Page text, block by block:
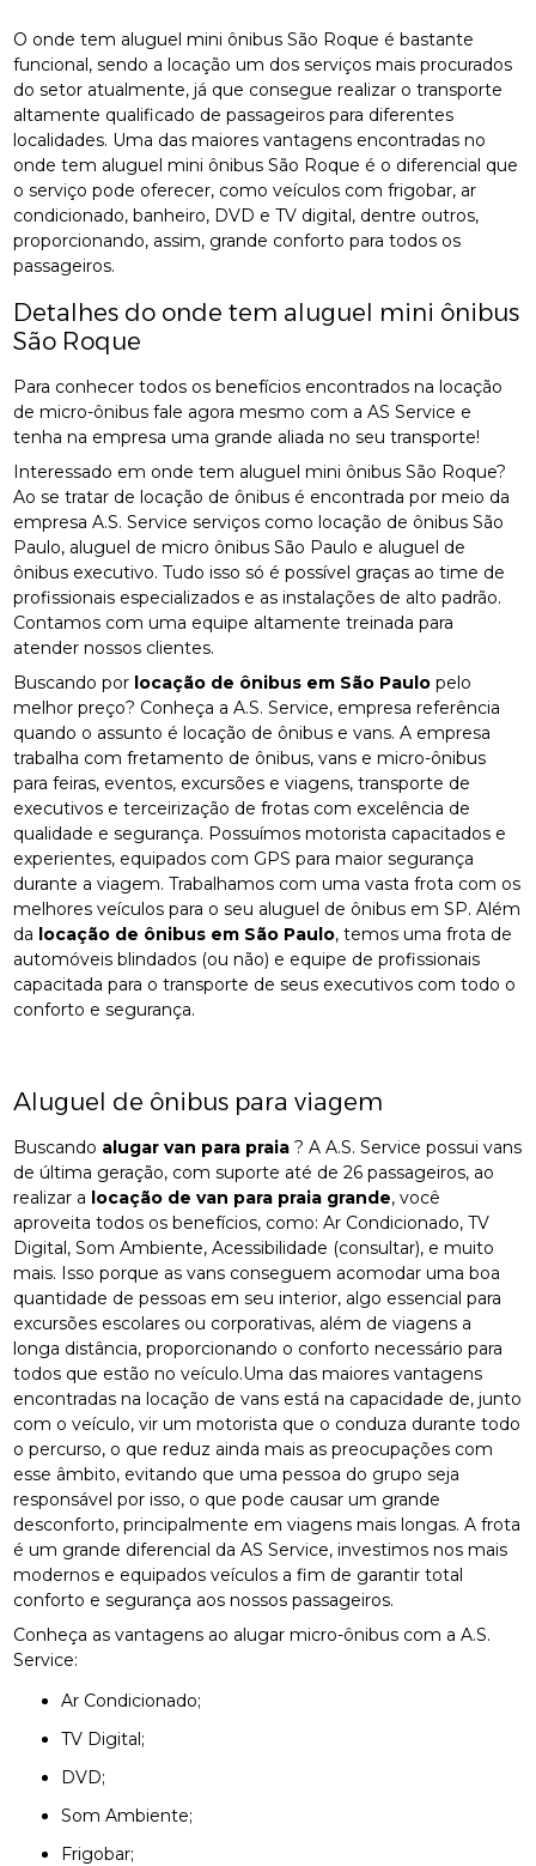
O onde tem aluguel mini ônibus São Roque é bastante
funcional, sendo a locação um dos serviços mais procurados
do setor atualmente, já que consegue realizar o transporte
altamente qualificado de passageiros para diferentes
localidades. Uma das maiores vantagens encontradas no
onde tem aluguel mini ônibus São Roque é o diferencial que
o serviço pode oferecer, como veículos com frigobar, ar
condicionado, banheiro, DVD e TV digital, dentre outros,
proporcionando, assim, grande conforto para todos os
passageiros.
Detalhes do onde tem aluguel mini ônibus
São Roque
Para conhecer todos os benefícios encontrados na locação
de micro-ônibus fale agora mesmo com a AS Service e
tenha na empresa uma grande aliada no seu transporte!
Interessado em onde tem aluguel mini ônibus São Roque?
Ao se tratar de locação de ônibus é encontrada por meio da
empresa A.S. Service serviços como locação de ônibus São
Paulo, aluguel de micro ônibus São Paulo e aluguel de
ônibus executivo. Tudo isso só é possível graças ao time de
profissionais especializados e as instalações de alto padrão.
Contamos com uma equipe altamente treinada para
atender nossos clientes.
Buscando por locação de ônibus em São Paulo pelo
melhor preço? Conheça a A.S. Service, empresa referência
quando o assunto é locação de ônibus e vans. A empresa
trabalha com fretamento de ônibus, vans e micro-ônibus
para feiras, eventos, excursões e viagens, transporte de
executivos e terceirização de frotas com excelência de
qualidade e segurança. Possuímos motorista capacitados e
experientes, equipados com GPS para maior segurança
durante a viagem. Trabalhamos com uma vasta frota com os
melhores veículos para o seu aluguel de ônibus em SP. Além
da locação de ônibus em São Paulo, temos uma frota de
automóveis blindados (ou não) e equipe de profissionais
capacitada para o transporte de seus executivos com todo o
conforto e segurança.
Aluguel de ônibus para viagem
Buscando alugar van para praia ? A A.S. Service possui vans
de última geração, com suporte até de 26 passageiros, ao
realizar a locação de van para praia grande, você
aproveita todos os benefícios, como: Ar Condicionado, TV
Digital, Som Ambiente, Acessibilidade (consultar), e muito
mais. Isso porque as vans conseguem acomodar uma boa
quantidade de pessoas em seu interior, algo essencial para
excursões escolares ou corporativas, além de viagens a
longa distância, proporcionando o conforto necessário para
todos que estão no veículo.Uma das maiores vantagens
encontradas na locação de vans está na capacidade de, junto
com o veículo, vir um motorista que o conduza durante todo
o percurso, o que reduz ainda mais as preocupações com
esse âmbito, evitando que uma pessoa do grupo seja
responsável por isso, o que pode causar um grande
desconforto, principalmente em viagens mais longas. A frota
é um grande diferencial da AS Service, investimos nos mais
modernos e equipados veículos a fim de garantir total
conforto e segurança aos nossos passageiros.
Conheça as vantagens ao alugar micro-ônibus com a A.S.
Service:
Ar Condicionado;
TV Digital;
DVD;
Som Ambiente;
Frigobar;